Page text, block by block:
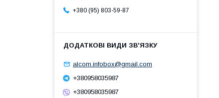
+380 (95) 803-59-87
alcom.infobox@gmail.com
+380958035987
+380958035987